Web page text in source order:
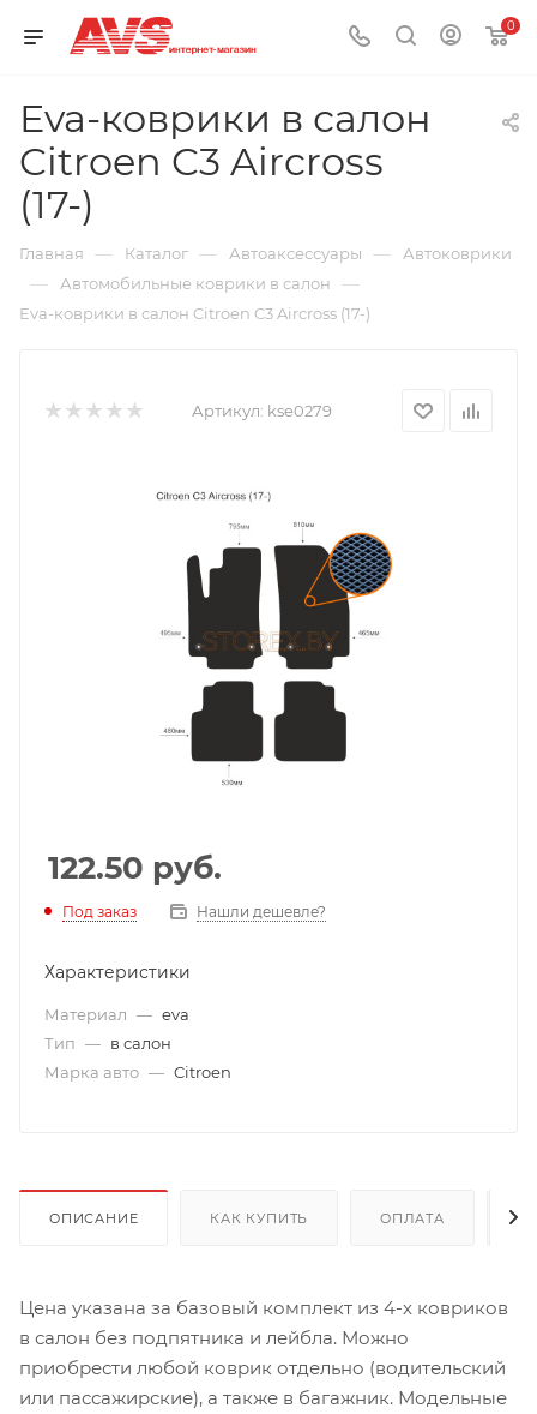
0
Eva-коврики в салон
Citroen C3 Aircross
(17-)
Главная — Каталог — Автоаксессуары — Автоковрики
— Автомобильные коврики в салон —
Eva-коврики в салон Citroen C3 Aircross (17-)
Артикул: kse0279
122.50 руб.
Под заказ Нашли дешевле?
Характеристики
Материал — eva
Тип — в салон
Марка авто — Citroen
ОПИСАНИЕ КАК КУПИТЬ ОПЛАТА
Цена указана за базовый комплект из 4-х ковриков
в салон без подпятника и лейбла. Можно
приобрести любой коврик отдельно (водительский
или пассажирские), а также в багажник. Модельные